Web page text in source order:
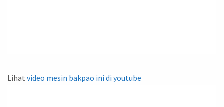
Lihat video mesin bakpao ini di youtube